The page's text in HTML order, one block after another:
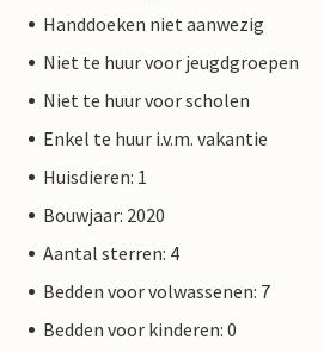
Handdoeken niet aanwezig
Niet te huur voor jeugdgroepen
Niet te huur voor scholen
Enkel te huur i.v.m. vakantie
Huisdieren: 1
Bouwjaar: 2020
Aantal sterren: 4
Bedden voor volwassenen: 7
Bedden voor kinderen: 0